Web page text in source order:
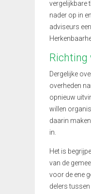
vergelijkbare
nader op in
adviseurs
Richting
Dergelijke
overheden
opnieuw
willen
daarin
in.
Het is
van de
voor de ene
delers